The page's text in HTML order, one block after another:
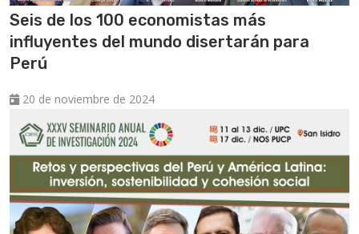
Seis de los 100 economistas más
influyentes del mundo disertarán para
Perú
20 de noviembre de 2024